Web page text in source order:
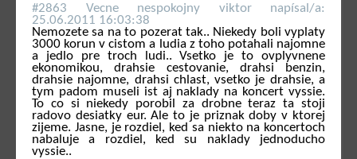
#2863 Vecne nespokojny viktor napí­sal/a:
25.06.2011 16:03:38
Nemozete sa na to pozerat tak.. Niekedy boli vyplaty
3000 korun v cistom a ludia z toho potahali najomne
a jedlo pre troch ludi.. Vsetko je to ovplyvnene
ekonomikou, drahsie cestovanie, drahsi benzin,
drahsie najomne, drahsi chlast, vsetko je drahsie, a
tym padom museli ist aj naklady na koncert vyssie.
To co si niekedy porobil za drobne teraz ta stoji
radovo desiatky eur. Ale to je priznak doby v ktorej
zijeme. Jasne, je rozdiel, ked sa niekto na koncertoch
nabaluje a rozdiel, ked su naklady jednoducho
vyssie..